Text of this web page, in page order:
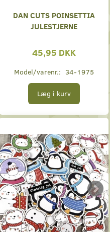
DAN CUTS POINSETTIA
JULESTJERNE
45,95 DKK
Model/varenr.: 34-1975
Læg i kurv